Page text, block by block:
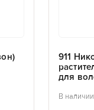
911
для
В